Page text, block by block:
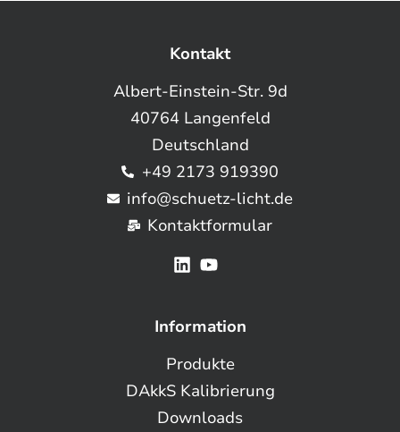
Kontakt
Albert-Einstein-Str. 9d
40764 Langenfeld
Deutschland
+49 2173 919390
info@schuetz-licht.de
Kontaktformular
Information
Produkte
DAkkS Kalibrierung
Downloads